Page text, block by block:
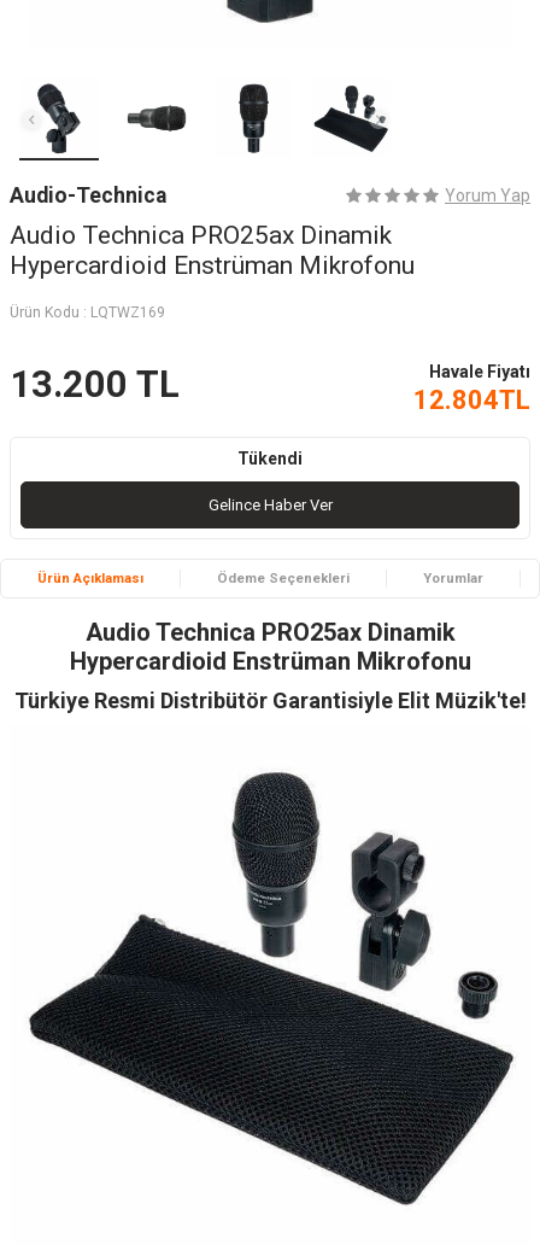
Audio-Technica Yorum Yap
Audio Technica PRO25ax Dinamik
Hypercardioid Enstrüman Mikrofonu
Ürün Kodu : LQTWZ169
13.200 TL Havale Fiyatı
12.804TL
Tükendi
Gelince Haber Ver
Ürün Açıklaması Ödeme Seçenekleri Yorumlar
Audio Technica PRO25ax Dinamik
Hypercardioid Enstrüman Mikrofonu
Türkiye Resmi Distribütör Garantisiyle Elit Müzik'te!